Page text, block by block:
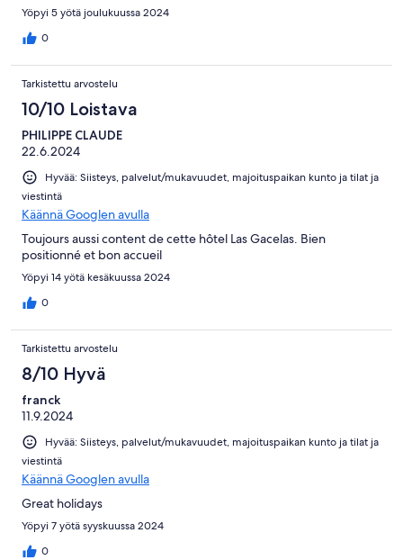
Yöpyi 5 yötä joulukuussa 2024
0
Tarkistettu arvostelu
10/10 Loistava
PHILIPPE CLAUDE
22.6.2024
Hyvää: Siisteys, palvelut/mukavuudet, majoituspaikan kunto ja tilat ja
viestintä
Käännä Googlen avulla
Toujours aussi content de cette hôtel Las Gacelas. Bien
positionné et bon accueil
Yöpyi 14 yötä kesäkuussa 2024
0
Tarkistettu arvostelu
8/10 Hyvä
franck
11.9.2024
Hyvää: Siisteys, palvelut/mukavuudet, majoituspaikan kunto ja tilat ja
viestintä
Käännä Googlen avulla
Great holidays
Yöpyi 7 yötä syyskuussa 2024
0